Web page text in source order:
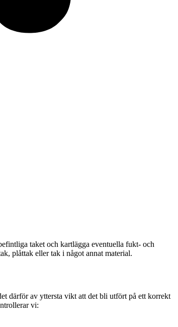
taket och kartlägga eventuella fukt- och
plåttak eller tak i något annat material.
därför av yttersta vikt att det bli utfört på ett korrekt
vi: